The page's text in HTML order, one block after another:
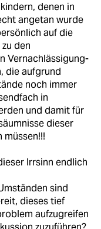
denen in
angetan wurde
auf die
den
Vernachlässigung-
die aufgrund
noch immer
in
und damit für
dieser
müssen!!!
Irrsinn endlich
sind
dieses tief
aufzugreifen